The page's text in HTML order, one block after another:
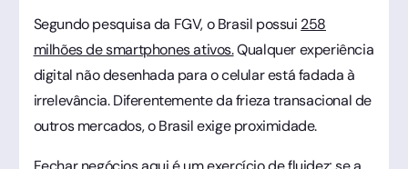
Segundo pesquisa da FGV, o Brasil possui 258
milhões de smartphones ativos.Qualquer experiência
digital não desenhada para o celular está fadada à
irrelevância. Diferentemente da frieza transacional de
outros mercados, o Brasil exige proximidade.